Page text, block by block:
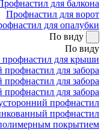
для балкона
Профнастил для ворот
для опалубки
По виду
По виду
для крыши
для забора
для забора
для забора
профнастил
профнастил
покрытием